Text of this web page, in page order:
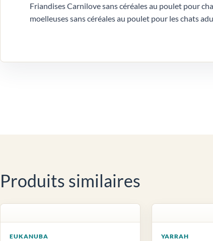
Friandises Carnilove sans céréales au poulet pour
moelleuses sans céréales au poulet pour les chats
Produits similaires
EUKANUBA
YARRAH